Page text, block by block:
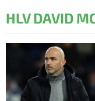
HLV DAVID